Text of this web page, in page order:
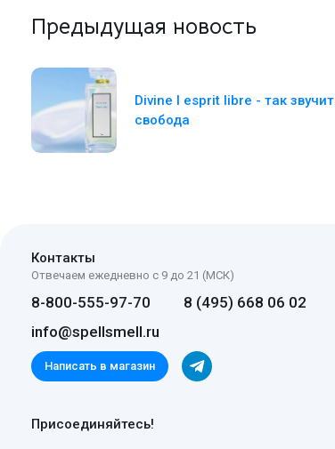
Предыдущая новость
Divine l esprit libre - так звучит
свобода
Контакты
Отвечаем ежедневно с 9 до 21 (МСК)
8-800-555-97-70
8 (495) 668 06 02
info@spellsmell.ru
Написать в магазин
Присоединяйтесь!